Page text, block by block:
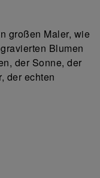
großen Maler, wie
Blumen
der Sonne, der
der echten